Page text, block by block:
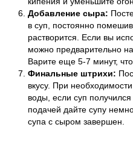
Добавление сыра:
в суп, постоянно
растворится. Если вы
можно предварительно
Варите еще 5-7 минут,
Финальные штрихи:
вкусу. При
воды, если суп
подачей дайте супу
супа с сыром завершен.